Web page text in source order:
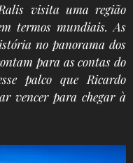
visita uma região
termos mundiais. As
no panorama dos
para as contas do
palco que Ricardo
vencer para chegar à